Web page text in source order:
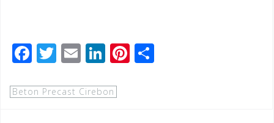
F
c
T
tt
E
ai
Li
k
Pi
Beton Precast Cirebon